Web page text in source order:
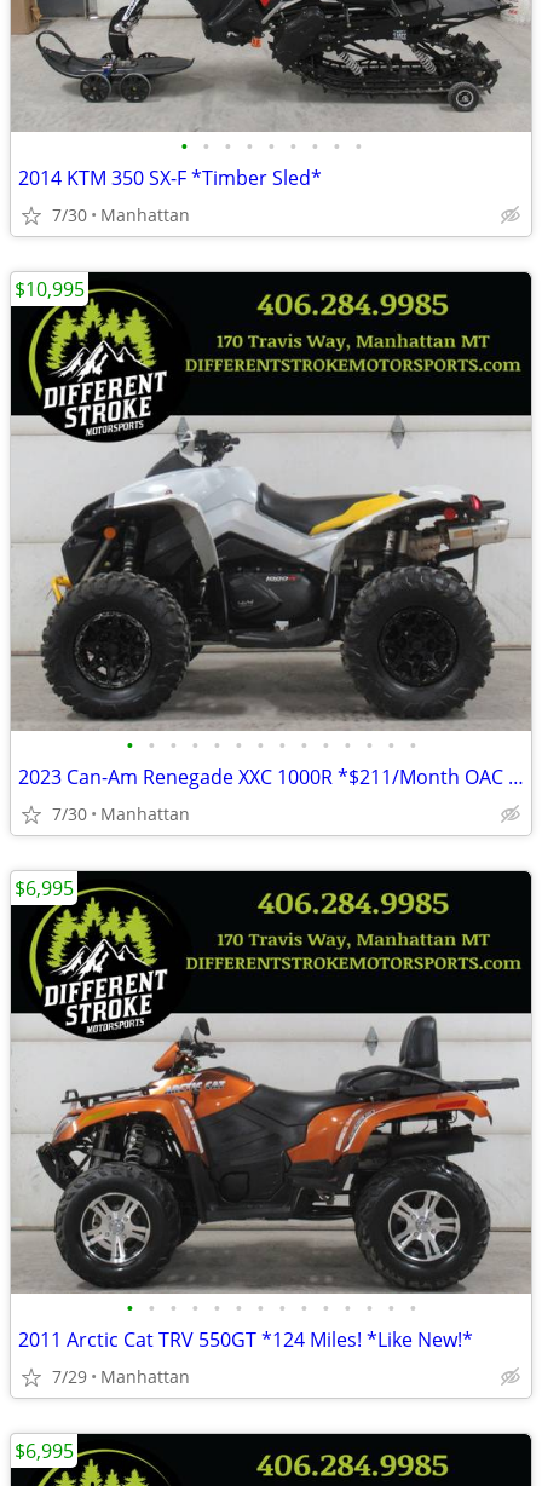
• • • • • • • • •
2014 KTM 350 SX-F *Timber Sled*
7/30 Manhattan
• • • • • • • • • • • • • •
2023 Can-Am Renegade XXC 1000R *$211/Month OAC $0 Down*
7/30 Manhattan
$10,995
• • • • • • • • • • • • • •
2011 Arctic Cat TRV 550GT *124 Miles! *Like New!*
7/29 Manhattan
$6,995
$6,995